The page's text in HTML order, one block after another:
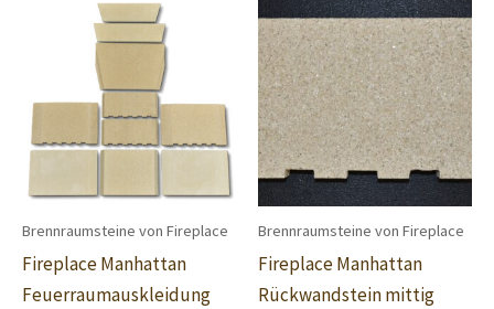
Brennraumsteine von Fireplace
Fireplace Manhattan
Feuerraumauskleidung
Brennraumsteine von Fireplace
Fireplace Manhattan
Rückwandstein mittig